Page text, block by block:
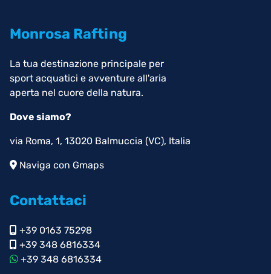
Monrosa Rafting
La tua destinazione principale per
sport acquatici e avventure all'aria
aperta nel cuore della natura.
Dove siamo?
via Roma, 1, 13020 Balmuccia (VC), Italia
Naviga con Gmaps
Contattaci
+39 0163 75298
+39 348 6816334
+39 348 6816334